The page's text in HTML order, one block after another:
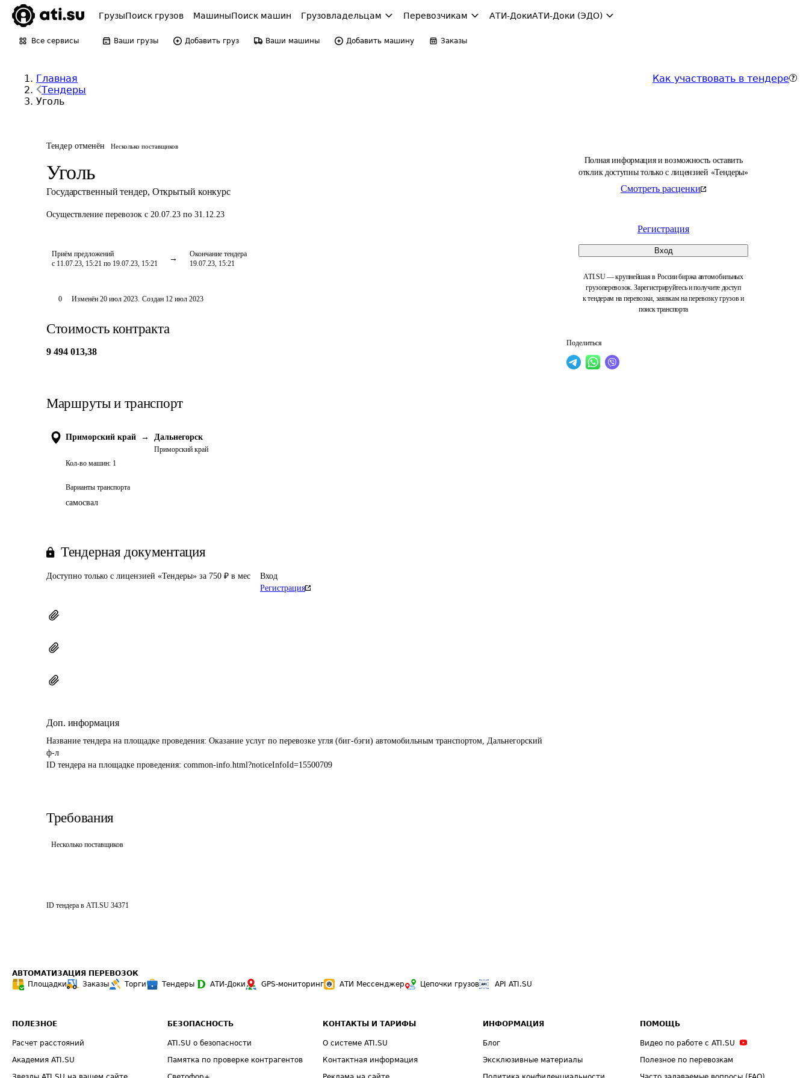
ГрузыПоиск грузов МашиныПоиск машин Грузовладельцам Перевозчикам АТИ-ДокиАТИ-Доки (ЭДО)
Все сервисы Ваши грузы Добавить груз Ваши машины Добавить машину Заказы
Главная
Тендеры
Уголь
Как участвовать в тендере
Тендер отменён Несколько поставщиков
Уголь
Государственный тендер, Открытый конкурс
Осуществление перевозок с 20.07.23 по 31.12.23
Приём предложений
с 11.07.23, 15:21 по 19.07.23, 15:21
Окончание тендера
19.07.23, 15:21
Полная информация и возможность оставить
отклик доступны только с лицензией «Тендеры»
Смотреть расценки
Регистрация
Вход
ATI.SU — крупнейшая в России биржа автомобильных
грузоперевозок. Зарегистрируйтесь и получите доступ
к тендерам на перевозки, заявкам на перевозку грузов и
поиск транспорта
Поделиться
0 Изменён 20 июл 2023. Создан 12 июл 2023
Стоимость контракта
9 494 013,38
Маршруты и транспорт
Приморский край → Дальнегорск
Приморский край
Кол-во машин: 1
Варианты транспорта
самосвал
Тендерная документация
Доступно только с лицензией «Тендеры» за 750 ₽ в мес
Вход
Регистрация
Доп. информация
Название тендера на площадке проведения: Оказание услуг по перевозке угля (биг-бэги) автомобильным транспортом, Дальнегорский
ф-л
ID тендера на площадке проведения: common-info.html?noticeInfoId=15500709
Требования
Несколько поставщиков
ID тендера в ATI.SU 34371
АВТОМАТИЗАЦИЯ ПЕРЕВОЗОК
Площадки
Заказы Торги Тендеры АТИ-Доки GPS-мониторинг АТИ Мессенджер Цепочки грузов API ATI.SU
ПОЛЕЗНОЕ
Расчет расстояний
Академия ATI.SU
БЕЗОПАСНОСТЬ
ATI.SU о безопасности
Памятка по проверке контрагентов
КОНТАКТЫ И ТАРИФЫ
О системе ATI.SU
Контактная информация
ИНФОРМАЦИЯ
Блог
Эксклюзивные материалы
ПОМОЩЬ
Видео по работе с ATI.SU
Полезное по перевозкам